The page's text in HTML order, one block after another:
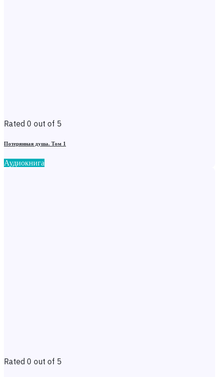
Rated 0 out of 5
Потерянная душа. Том 1
Аудиокнига
Rated 0 out of 5